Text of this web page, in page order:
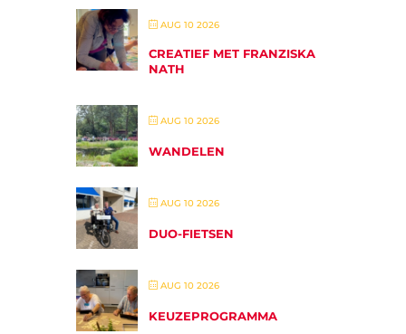
AUG 10 2026
CREATIEF MET FRANZISKA
NATH
AUG 10 2026
WANDELEN
AUG 10 2026
DUO-FIETSEN
AUG 10 2026
KEUZEPROGRAMMA